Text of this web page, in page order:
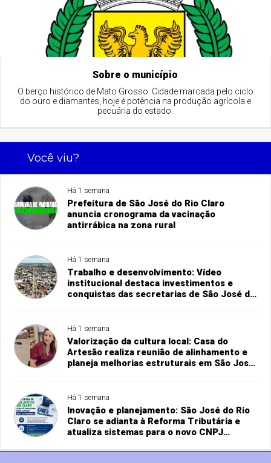
Sobre o município
O berço histórico de Mato Grosso. Cidade marcada pelo ciclo
do ouro e diamantes, hoje é potência na produção agrícola e
pecuária do estado.
Você viu?
Há 1 semana
Prefeitura de São José do Rio Claro
anuncia cronograma da vacinação
antirrábica na zona rural
Há 1 semana
Trabalho e desenvolvimento: Vídeo
institucional destaca investimentos e
conquistas das secretarias de São José do
Há 1 semana
Valorização da cultura local: Casa do
Artesão realiza reunião de alinhamento e
planeja melhorias estruturais em São José
Há 1 semana
Inovação e planejamento: São José do Rio
Claro se adianta à Reforma Tributária e
atualiza sistemas para o novo CNPJ